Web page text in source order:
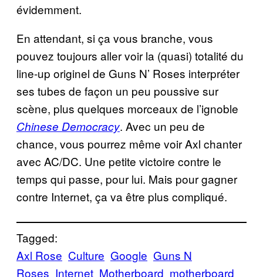
évidemment.
En attendant, si ça vous branche, vous
pouvez toujours aller voir la (quasi) totalité du
line-up originel de Guns N’ Roses interpréter
ses tubes de façon un peu poussive sur
scène, plus quelques morceaux de l’ignoble
Chinese Democracy. Avec un peu de
chance, vous pourrez même voir Axl chanter
avec AC/DC. Une petite victoire contre le
temps qui passe, pour lui. Mais pour gagner
contre Internet, ça va être plus compliqué.
Tagged:
Axl Rose Culture Google Guns N
Roses Internet Motherboard motherboard